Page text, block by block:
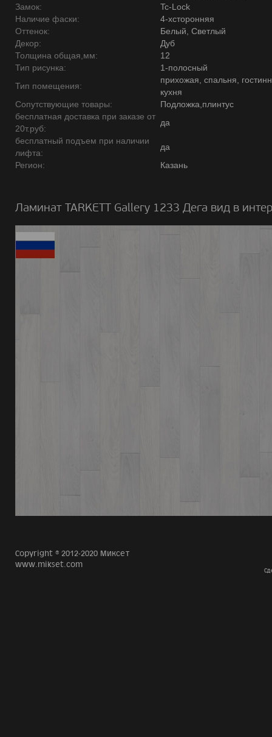
Замок:
Tc-Lock
Наличие фаски:
4-хсторонняя
Оттенок:
Белый, Светлый
Декор:
Дуб
Толщина общая,мм:
12
Тип рисунка:
1-полосный
Тип помещения:
прихожая, спальня,
кухня
Сопутствующие товары:
Подложка,плинтус
бесплатная доставка при заказе от
20т.руб:
да
бесплатный подъем при наличии
лифта:
да
Регион:
Казань
Ламинат TARKETT Gallery 1233 Дега вид в
Copyright © 2012-2020 Миксет
www.mikset.com